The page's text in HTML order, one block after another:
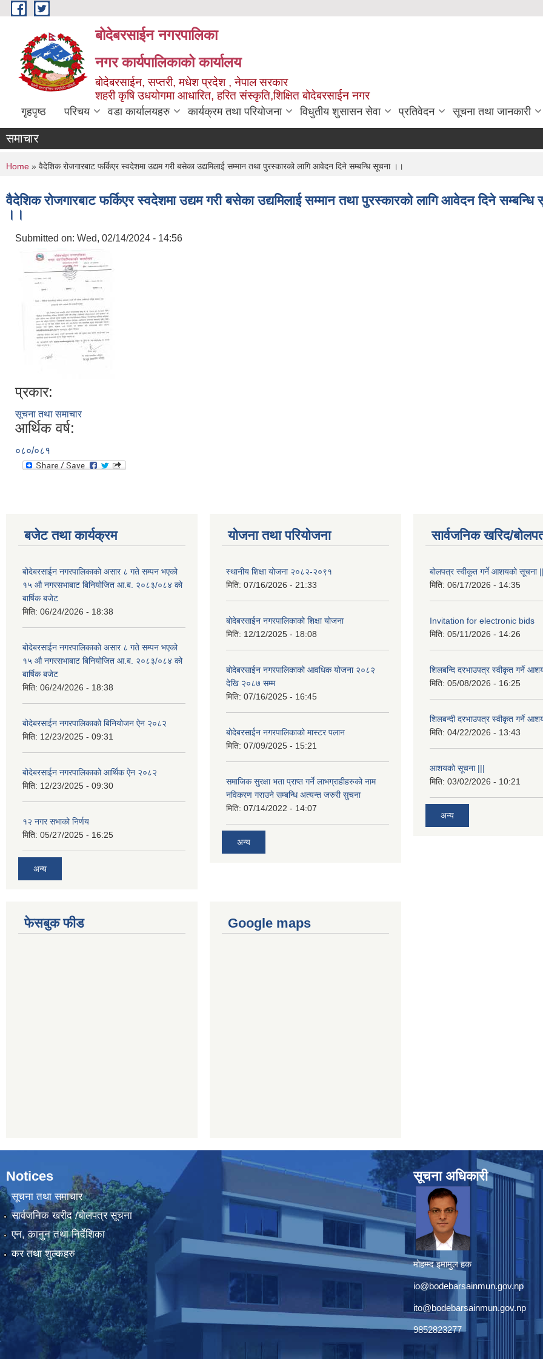
Skip to main content
बोदेबरसाईन नगरपालिका
नगर कार्यपालिकाको कार्यालय
बोदेबरसाईन, सप्तरी, मधेश प्रदेश , नेपाल सरकार
शहरी कृषि उधयोगमा आधारित, हरित संस्कृति,शिक्षित बोदेबरसाईन नगर
गृहपृष्ठ परिचय वडा कार्यालयहरु कार्यक्रम तथा परियोजना विधुतीय शुसासन सेवा प्रतिवेदन सूचना तथा जानकारी
समाचार
You are here
Home » वैदेशिक रोजगारबाट फर्किएर स्वदेशमा उद्यम गरी बसेका उद्यमिलाई सम्मान तथा पुरस्कारको लागि आवेदन दिने सम्बन्धि सूचना ।।
वैदेशिक रोजगारबाट फर्किएर स्वदेशमा उद्यम गरी बसेका उद्यमिलाई सम्मान तथा पुरस्कारको लागि आवेदन दिने सम्बन्धि
।।
Submitted on: Wed, 02/14/2024 - 14:56
प्रकार:
सूचना तथा समाचार
आर्थिक वर्ष:
०८०/०८१
बजेट तथा कार्यक्रम
बोदेबरसाईन नगरपालिकाको असार ८ गते सम्पन भएको
१५ ‍‍‍औ नगरसभाबाट बिनियोजित आ.ब. २०८३/०८४ को
बार्षिक बजेट
मिति: 06/24/2026 - 18:38
बोदेबरसाईन नगरपालिकाको असार ८ गते सम्पन भएको
१५ ‍‍‍औ नगरसभाबाट बिनियोजित आ.ब. २०८३/०८४ को
बार्षिक बजेट
मिति: 06/24/2026 - 18:38
बोदेबरसाईन नगरपालिकाको बिनियोजन ऐन २०८२
मिति: 12/23/2025 - 09:31
बोदेबरसाईन नगरपालिकाको आर्थिक ऐन २०८२
मिति: 12/23/2025 - 09:30
१२ नगर सभाको निर्णय
मिति: 05/27/2025 - 16:25
अन्य
योजना तथा परियोजना
स्थानीय शिक्षा योजना २०८२-२०९१
मिति: 07/16/2026 - 21:33
बोदेबरसाईन नगरपालिकाको शिक्षा योजना
मिति: 12/12/2025 - 18:08
बोदेबरसाईन नगरपालिकाको आवधिक योजना २०८२
देखि २०८७ सम्म
मिति: 07/16/2025 - 16:45
बोदेबरसाईन नगरपालिकाको मास्टर पलान
मिति: 07/09/2025 - 15:21
समाजिक सुरक्षा भता प्राप्त गर्ने लाभग्राहीहरुको नाम
नविकरण गराउने सम्बन्धि अत्यन्त जरुरी सुचना
मिति: 07/14/2022 - 14:07
अन्य
सार्वजनिक खरिद/
बोलपत्र स्वीकूत गर्ने आशयको सूचना
मिति: 06/17/2026 - 14:35
Invitation for electronic bids
मिति: 05/11/2026 - 14:26
शिलबन्दि दरभाउपत्र स्वीकृत गर्ने
मिति: 05/08/2026 - 16:25
शिलबन्दी दरभाउपत्र स्वीकृत गर्ने
मिति: 04/22/2026 - 13:43
आशयको सूचना |||
मिति: 03/02/2026 - 10:21
अन्य
फेसबुक फीड Google maps
Notices
सूचना तथा समाचार
सार्वजनिक खरीद /बोलपत्र सूचना
एन, कानुन तथा निर्देशिका
कर तथा शुल्कहरु
सूचना अधिकारी
मोहम्म्द इमामुल हक
io@bodebarsainmun.gov.np
ito@bodebarsainmun.gov.np
9852823277